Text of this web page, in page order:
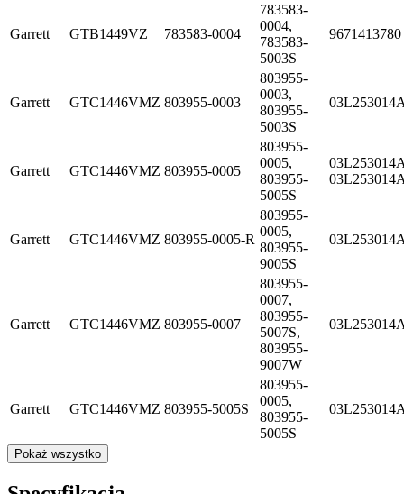
Garrett GTB1449VZ 783583-0004
783583-
0004,
783583-
5003S
9671413780
Garrett GTC1446VMZ 803955-0003
803955-
0003,
803955-
5003S
Garrett GTC1446VMZ 803955-0005
803955-
0005,
803955-
5005S
Garrett GTC1446VMZ 803955-0005-R
803955-
0005,
803955-
9005S
Garrett GTC1446VMZ 803955-0007
803955-
0007,
803955-
5007S,
803955-
9007W
Garrett GTC1446VMZ 803955-5005S
803955-
0005,
803955-
5005S
Pokaż wszystko